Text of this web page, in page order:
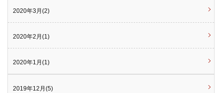
2020年3月(2)
2020年2月(1)
2020年1月(1)
2019年12月(5)